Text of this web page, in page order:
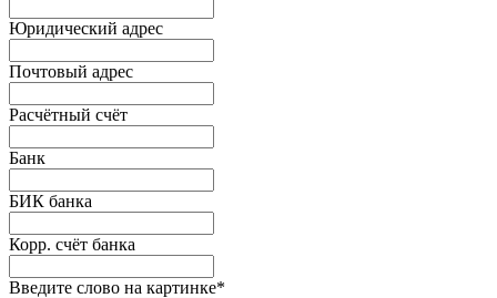
Юридический адрес
Почтовый адрес
Расчётный счёт
Банк
БИК банка
Корр. счёт банка
Введите слово на картинке*